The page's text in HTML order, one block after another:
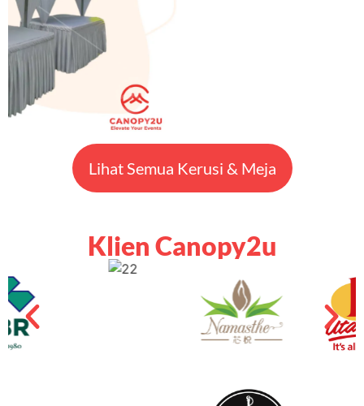
Lihat Semua Kerusi & Meja
Klien Canopy2u